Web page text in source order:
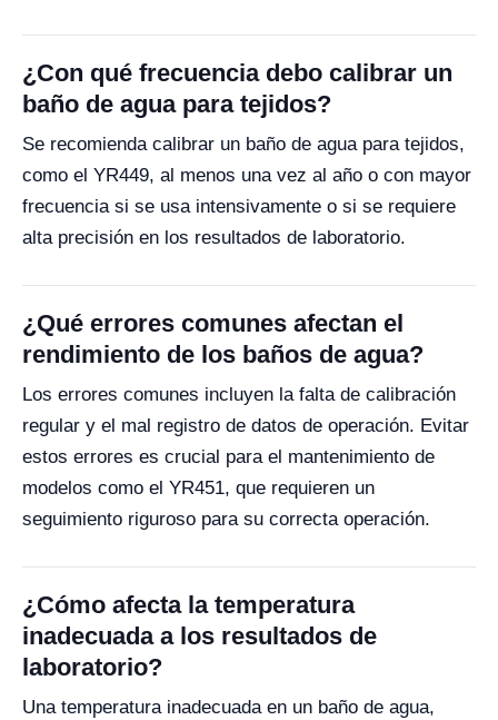
¿Con qué frecuencia debo calibrar un
baño de agua para tejidos?
Se recomienda calibrar un baño de agua para tejidos,
como el YR449, al menos una vez al año o con mayor
frecuencia si se usa intensivamente o si se requiere
alta precisión en los resultados de laboratorio.
¿Qué errores comunes afectan el
rendimiento de los baños de agua?
Los errores comunes incluyen la falta de calibración
regular y el mal registro de datos de operación. Evitar
estos errores es crucial para el mantenimiento de
modelos como el YR451, que requieren un
seguimiento riguroso para su correcta operación.
¿Cómo afecta la temperatura
inadecuada a los resultados de
laboratorio?
Una temperatura inadecuada en un baño de agua,